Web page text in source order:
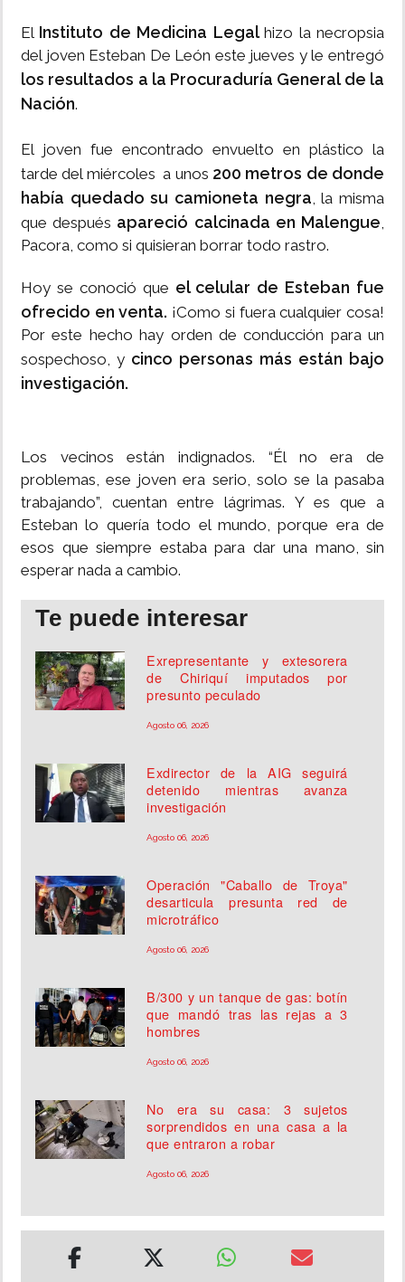
El Instituto de Medicina Legalhizo la necropsia
del joven Esteban De León este jueves y le entregó
los resultados a la Procuraduría General de la
Nación.
El joven fue encontrado envuelto en plástico la
tarde del miércoles a unos 200 metros de donde
había quedado su camioneta negra, la misma
que después apareció calcinada en Malengue,
Pacora, como si quisieran borrar todo rastro.
Hoy se conoció que el celular de Esteban fue
ofrecido en venta. ¡Como si fuera cualquier cosa!
Por este hecho hay orden de conducción para un
sospechoso, y cinco personas más están bajo
investigación.
Los vecinos están indignados. “Él no era de
problemas, ese joven era serio, solo se la pasaba
trabajando”, cuentan entre lágrimas. Y es que a
Esteban lo quería todo el mundo, porque era de
esos que siempre estaba para dar una mano, sin
esperar nada a cambio.
Te puede interesar
Exrepresentante y extesorera
de Chiriquí imputados por
presunto peculado
Agosto 06, 2026
Exdirector de la AIG seguirá
detenido mientras avanza
investigación
Agosto 06, 2026
Operación "Caballo de Troya"
desarticula presunta red de
microtráfico
Agosto 06, 2026
B/300 y un tanque de gas: botín
que mandó tras las rejas a 3
hombres
Agosto 06, 2026
No era su casa: 3 sujetos
sorprendidos en una casa a la
que entraron a robar
Agosto 06, 2026